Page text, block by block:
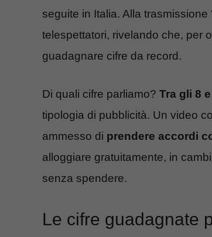
seguite in Italia. Alla
telespettatori, rivelando che, per
guadagnare cifre da record.
Di quali cifre parliamo? Tra gli 8
tipologia di pubblicità. Un video
ammesso di prendere accordi
alloggiare gratuitamente, in
senza spendere.
Le cifre guadagnate